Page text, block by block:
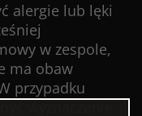
alergie lub lęki
w zespole,
ma obaw
przypadku